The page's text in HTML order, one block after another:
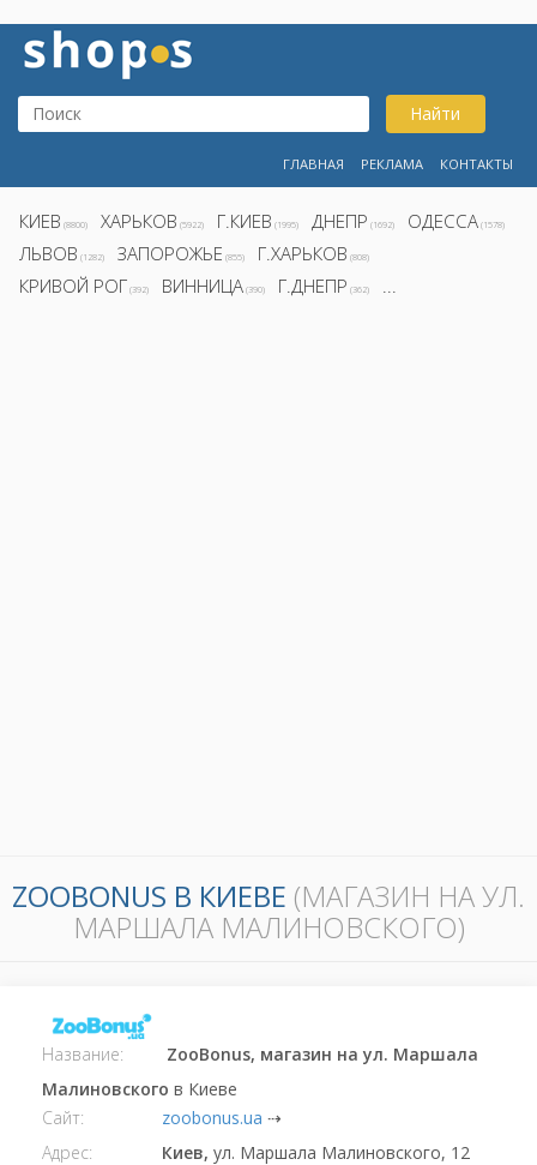
Найти
ГЛАВНАЯ РЕКЛАМА КОНТАКТЫ
КИЕВ (8800) ХАРЬКОВ (5922) Г.КИЕВ (1995) ДНЕПР (1692) ОДЕССА (1578)
ЛЬВОВ (1282) ЗАПОРОЖЬЕ (855) Г.ХАРЬКОВ (808)
КРИВОЙ РОГ (392) ВИННИЦА (390) Г.ДНЕПР (362) ...
ZOOBONUS В КИЕВЕ (МАГАЗИН НА УЛ.
МАРШАЛА МАЛИНОВСКОГО)
Название:
ZooBonus, магазин на ул. Маршала
Малиновского в Киеве
Сайт:
zoobonus.ua ⇢
Адрес:
Киев, ул. Маршала Малиновского, 12